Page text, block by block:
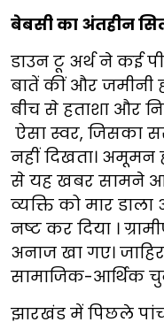
बेबसी का अंतहीन
डाउन टू अर्थ ने कई
बातें कीं और जमीनी
बीच से हताशा और
ऐसा स्वर, जिसका
नहीं दिखता। अमूमन
से यह खबर सामने
व्यक्ति को मार
नष्ट कर दिया ।
अनाज खा गए।
सामाजिक-आर्थिक
झारखंड में पिछले पांच